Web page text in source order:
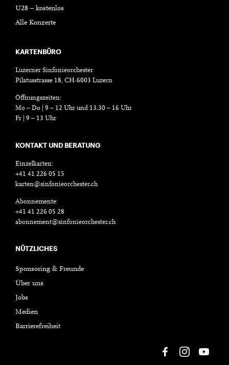
U28 – kostenlos
Alle Konzerte
KARTENBÜRO
Luzerner Sinfonieorchester
Pilatusstrasse 18, CH-6003 Luzern
Öffnungszeiten:
Mo – Do | 9 – 12 Uhr und 13.30 – 16 Uhr
Fr | 9 – 13 Uhr
KONTAKT UND BERATUNG
Einzelkarten:
+41 41 226 05 15
karten@sinfonieorchester.ch
Abonnemente:
+41 41 226 05 28
abonnement@sinfonieorchester.ch
NÜTZLICHES
Sponsoring & Freunde
Über uns
Jobs
Medien
Barrierefreiheit